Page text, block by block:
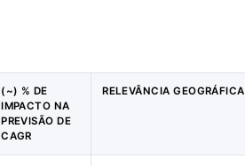
(~) % DE
IMPACTO NA
PREVISÃO DE
CAGR
RELEVÂNCIA GEOGRÁFICA